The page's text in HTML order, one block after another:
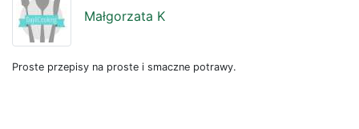
Małgorzata K
Proste przepisy na proste i smaczne potrawy.